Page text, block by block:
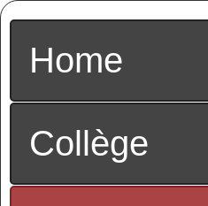
Home
Collège